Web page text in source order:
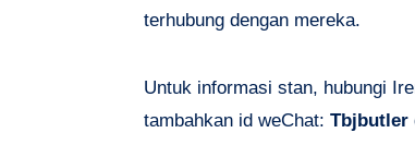
terhubung dengan mereka.
Untuk informasi stan, hubungi
tambahkan id weChat: Tbjbutler